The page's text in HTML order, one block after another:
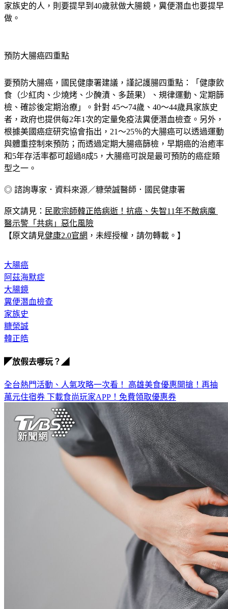
家族史的人，則要提早到40歲就做大腸鏡，糞便潛血也要提早
做。
預防大腸癌四重點
要預防大腸癌，國民健康署建議，謹記護腸四重點：「健康飲
食（少紅肉、少燒烤、少醃漬、多蔬果）、規律運動、定期篩
檢、確診後定期治療」。針對 45～74歲、40～44歲具家族史
者，政府也提供每2年1次的定量免疫法糞便潛血檢查。另外，
根據美國癌症研究協會指出，21～25％的大腸癌可以透過運動
與體重控制來預防；而透過定期大腸癌篩檢，早期癌的治癒率
和5年存活率都可超過8成5，大腸癌可說是最可預防的癌症類
型之一。
◎ 諮詢專家．資料來源／糠榮誠醫師．國民健康署
原文請見： 民歌宗師韓正皓病逝！抗癌、失智11年不敵病魔
醫示警「共病」惡化風險
【原文請見健康2.0官網 ，未經授權，請勿轉載。】
大腸癌
阿茲海默症
大腸鏡
糞便潛血檢查
家族史
糠榮誠
韓正皓
◤放假去哪玩？◢
全台熱門活動、人氣攻略一次看！ 高雄美食優惠開搶！再抽
萬元住宿券 下載食尚玩家APP！免費領取優惠券